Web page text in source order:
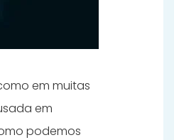
em muitas
em
podemos